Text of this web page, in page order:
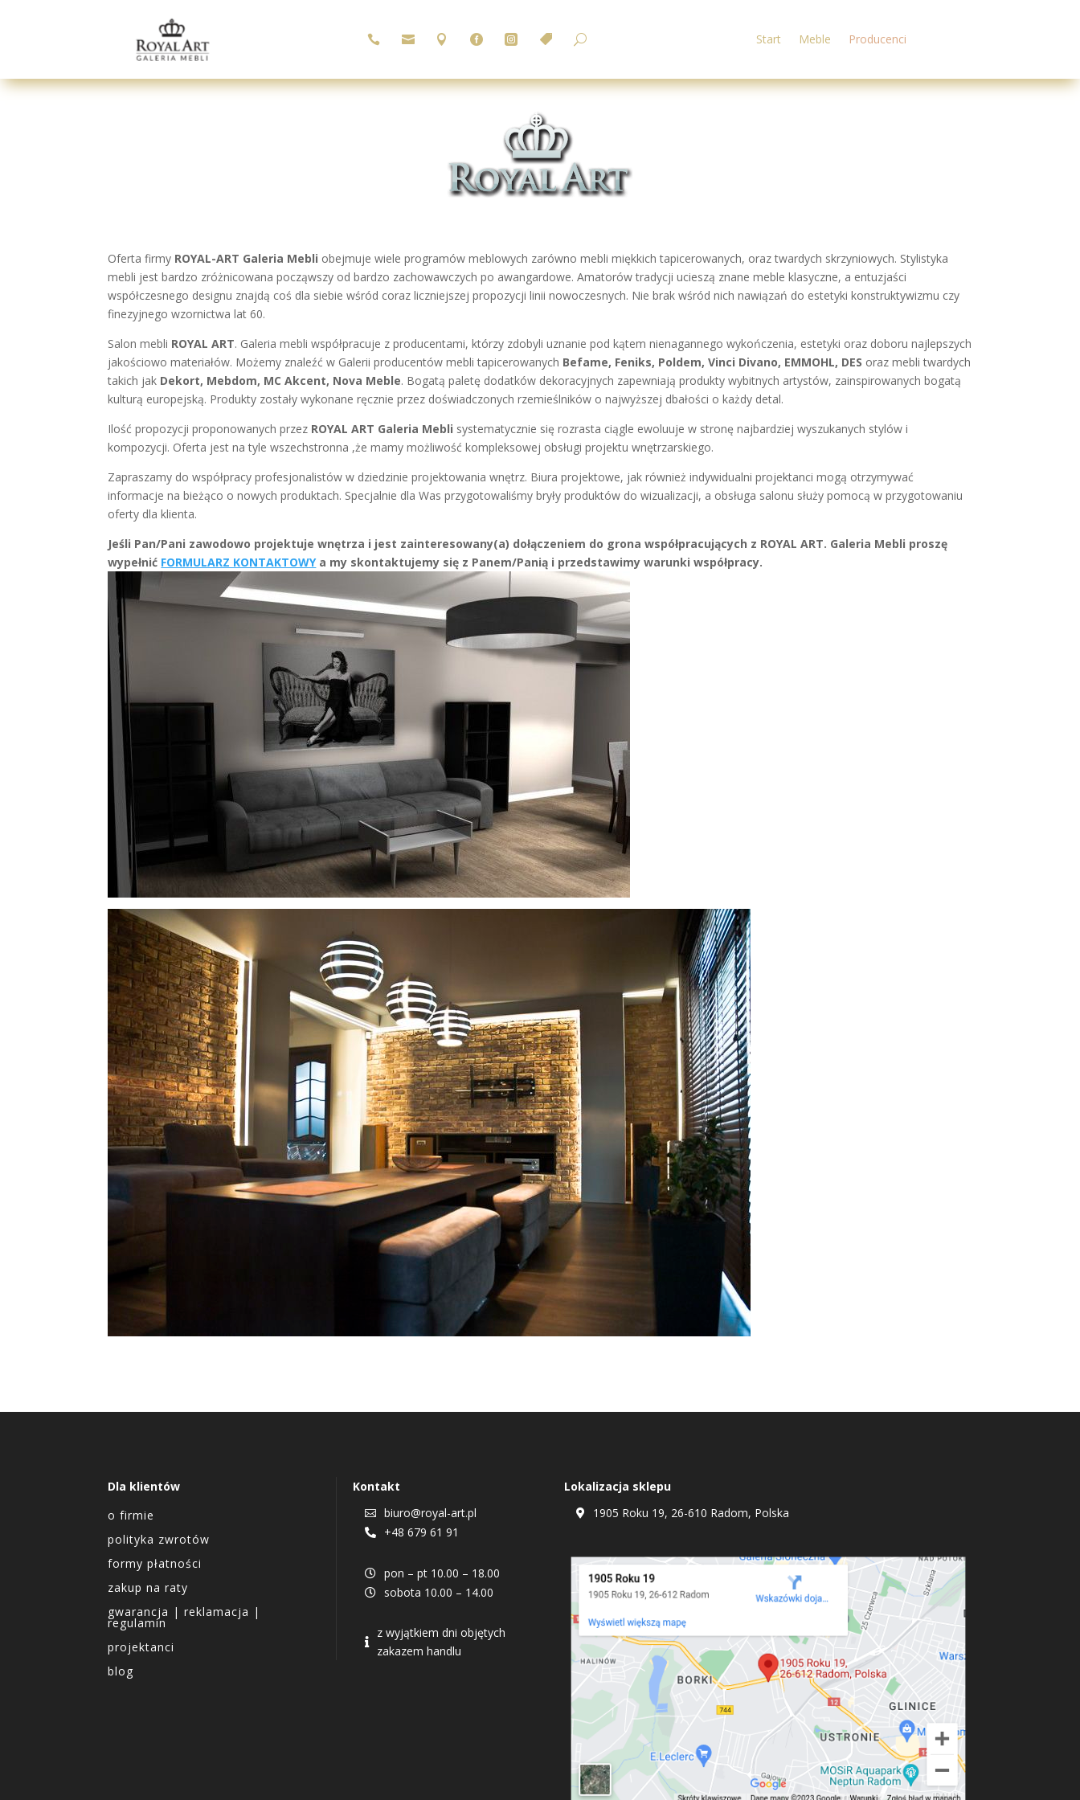
      U Start Meble Producenci
Oferta firmy ROYAL-ART Galeria Mebli obejmuje wiele programów meblowych zarówno mebli miękkich tapicerowanych, oraz twardych skrzyniowych. Stylistyka
mebli jest bardzo zróżnicowana począwszy od bardzo zachowawczych po awangardowe. Amatorów tradycji ucieszą znane meble klasyczne, a entuzjaści
współczesnego designu znajdą coś dla siebie wśród coraz liczniejszej propozycji linii nowoczesnych. Nie brak wśród nich nawiązań do estetyki konstruktywizmu czy
finezyjnego wzornictwa lat 60.
Salon mebli ROYAL ART. Galeria mebli współpracuje z producentami, którzy zdobyli uznanie pod kątem nienagannego wykończenia, estetyki oraz doboru najlepszych
jakościowo materiałów. Możemy znaleźć w Galerii producentów mebli tapicerowanych Befame, Feniks, Poldem, Vinci Divano, EMMOHL, DES oraz mebli twardych
takich jak Dekort, Mebdom, MC Akcent, Nova Meble. Bogatą paletę dodatków dekoracyjnych zapewniają produkty wybitnych artystów, zainspirowanych bogatą
kulturą europejską. Produkty zostały wykonane ręcznie przez doświadczonych rzemieślników o najwyższej dbałości o każdy detal.
Ilość propozycji proponowanych przez ROYAL ART Galeria Mebli systematycznie się rozrasta ciągle ewoluuje w stronę najbardziej wyszukanych stylów i
kompozycji. Oferta jest na tyle wszechstronna ,że mamy możliwość kompleksowej obsługi projektu wnętrzarskiego.
Zapraszamy do współpracy profesjonalistów w dziedzinie projektowania wnętrz. Biura projektowe, jak również indywidualni projektanci mogą otrzymywać
informacje na bieżąco o nowych produktach. Specjalnie dla Was przygotowaliśmy bryły produktów do wizualizacji, a obsługa salonu służy pomocą w przygotowaniu
oferty dla klienta.
Jeśli Pan/Pani zawodowo projektuje wnętrza i jest zainteresowany(a) dołączeniem do grona współpracujących z ROYAL ART. Galeria Mebli proszę
wypełnić FORMULARZ KONTAKTOWYa my skontaktujemy się z Panem/Panią i przedstawimy warunki współpracy.
Dla klientów
o firmie
polityka zwrotów
formy płatności
zakup na raty
gwarancja | reklamacja |
regulamin
projektanci
blog
Kontakt
 biuro@royal-art.pl
 +48 679 61 91
 pon – pt 10.00 – 18.00
 sobota 10.00 – 14.00

z wyjątkiem dni objętych
zakazem handlu
Lokalizacja sklepu
 1905 Roku 19, 26-610 Radom, Polska